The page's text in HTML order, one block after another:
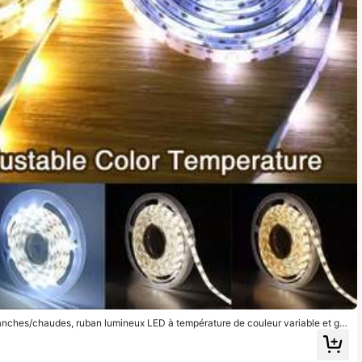
chaudes, ruban lumineux LED à température de couleur variable et gra
LED pour chambre à coucher, cuisine, plafond, éclairage d'armoire